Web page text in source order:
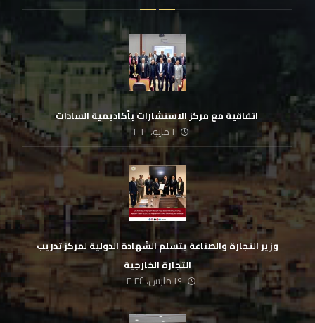
‏ اتفاقية مع مركز الاستشارات بأكاديمية السادات
١ مايو، ٢٠٢٠
وزير التجارة والصناعة يتسلم الشهادة الدولية لمركز تدريب
التجارة الخارجية
١٩ مارس، ٢٠٢٤